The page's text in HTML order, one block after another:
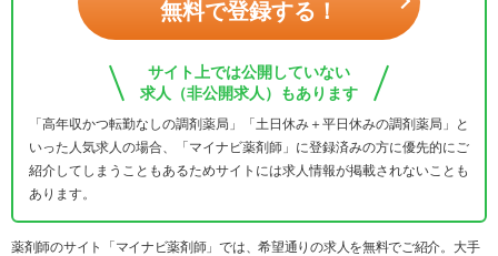
無料で登録する！
サイト上では公開していない
求人（非公開求人）もあります
「高年収かつ転勤なしの調剤薬局」「土日休み＋平日休みの調剤薬局」と
いった人気求人の場合、「マイナビ薬剤師」に登録済みの方に優先的にご
紹介してしまうこともあるためサイトには求人情報が掲載されないことも
あります。
薬剤師のサイト「マイナビ薬剤師」では、希望通りの求人を無料でご紹介。大手